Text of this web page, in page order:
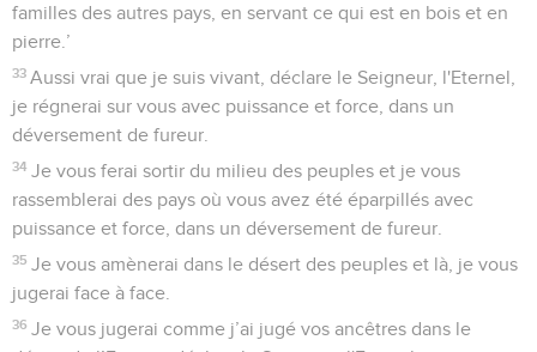
familles des autres pays, en servant ce qui est en bois et en
pierre.’
33 Aussi vrai que je suis vivant, déclare le Seigneur, l'Eternel,
je régnerai sur vous avec puissance et force, dans un
déversement de fureur.
34 Je vous ferai sortir du milieu des peuples et je vous
rassemblerai des pays où vous avez été éparpillés avec
puissance et force, dans un déversement de fureur.
35 Je vous amènerai dans le désert des peuples et là, je vous
jugerai face à face.
36 Je vous jugerai comme j’ai jugé vos ancêtres dans le